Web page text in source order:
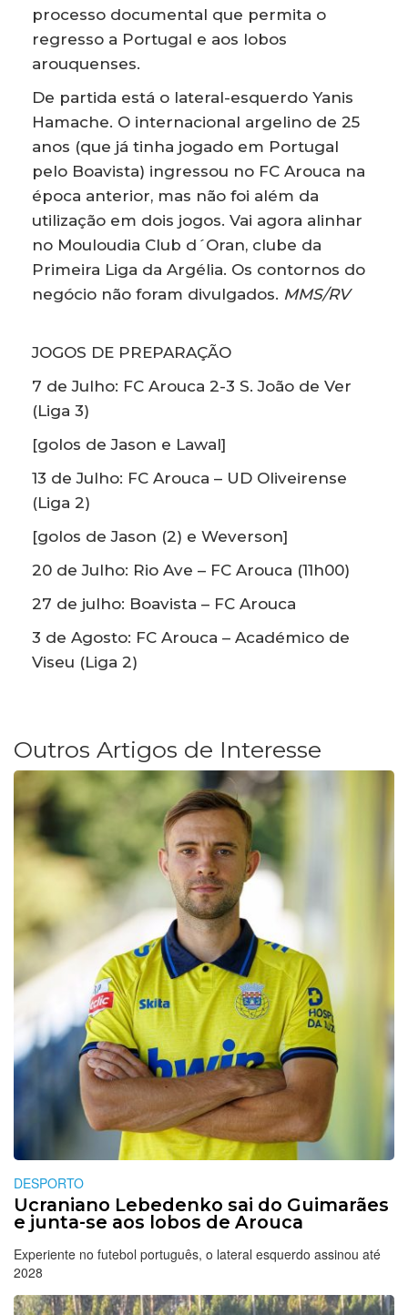
processo documental que permita o
regresso a Portugal e aos lobos
arouquenses.
De partida está o lateral-esquerdo Yanis
Hamache. O internacional argelino de 25
anos (que já tinha jogado em Portugal
pelo Boavista) ingressou no FC Arouca na
época anterior, mas não foi além da
utilização em dois jogos. Vai agora alinhar
no Mouloudia Club d´Oran, clube da
Primeira Liga da Argélia. Os contornos do
negócio não foram divulgados. MMS/RV
JOGOS DE PREPARAÇÃO
7 de Julho: FC Arouca 2-3 S. João de Ver
(Liga 3)
[golos de Jason e Lawal]
13 de Julho: FC Arouca – UD Oliveirense
(Liga 2)
[golos de Jason (2) e Weverson]
20 de Julho: Rio Ave – FC Arouca (11h00)
27 de julho: Boavista – FC Arouca
3 de Agosto: FC Arouca – Académico de
Viseu (Liga 2)
Outros Artigos de Interesse
DESPORTO
Ucraniano Lebedenko sai do Guimarães
e junta-se aos lobos de Arouca
Experiente no futebol português, o lateral esquerdo assinou até
2028